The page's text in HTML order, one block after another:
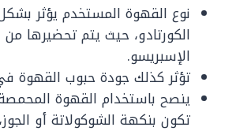
نوع القهوة المستخدم يؤثر
الكورتادو، حيث يتم تحضيرها
الإسبريسو.
تؤثر كذلك جودة حبوب القهوة
ينصح باستخدام القهوة
تكون بنكهة الشوكولاتة أو